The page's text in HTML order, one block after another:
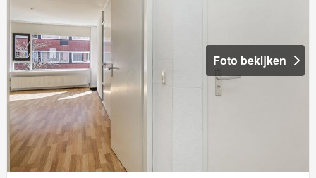
Foto bekijken